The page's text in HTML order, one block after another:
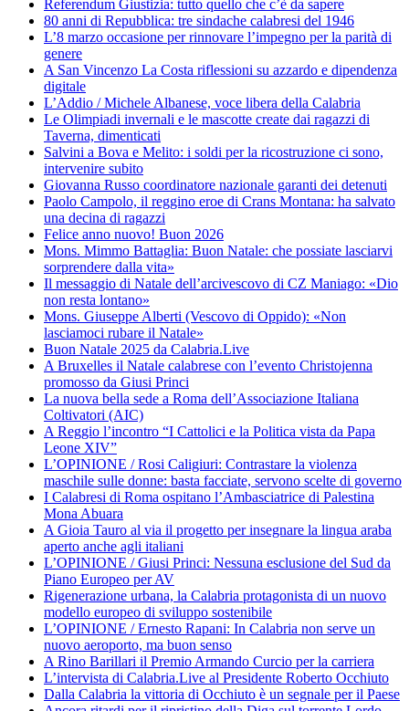
Referendum Giustizia: tutto quello che c’è da sapere
80 anni di Repubblica: tre sindache calabresi del 1946
L’8 marzo occasione per rinnovare l’impegno per la parità di
genere
A San Vincenzo La Costa riflessioni su azzardo e dipendenza
digitale
L’Addio / Michele Albanese, voce libera della Calabria
Le Olimpiadi invernali e le mascotte create dai ragazzi di
Taverna, dimenticati
Salvini a Bova e Melito: i soldi per la ricostruzione ci sono,
intervenire subito
Giovanna Russo coordinatore nazionale garanti dei detenuti
Paolo Campolo, il reggino eroe di Crans Montana: ha salvato
una decina di ragazzi
Felice anno nuovo! Buon 2026
Mons. Mimmo Battaglia: Buon Natale: che possiate lasciarvi
sorprendere dalla vita»
Il messaggio di Natale dell’arcivescovo di CZ Maniago: «Dio
non resta lontano»
Mons. Giuseppe Alberti (Vescovo di Oppido): «Non
lasciamoci rubare il Natale»
Buon Natale 2025 da Calabria.Live
A Bruxelles il Natale calabrese con l’evento Christojenna
promosso da Giusi Princi
La nuova bella sede a Roma dell’Associazione Italiana
Coltivatori (AIC)
A Reggio l’incontro “I Cattolici e la Politica vista da Papa
Leone XIV”
L’OPINIONE / Rosi Caligiuri: Contrastare la violenza
maschile sulle donne: basta facciate, servono scelte di governo
I Calabresi di Roma ospitano l’Ambasciatrice di Palestina
Mona Abuara
A Gioia Tauro al via il progetto per insegnare la lingua araba
aperto anche agli italiani
L’OPINIONE / Giusi Princi: Nessuna esclusione del Sud da
Piano Europeo per AV
Rigenerazione urbana, la Calabria protagonista di un nuovo
modello europeo di sviluppo sostenibile
L’OPINIONE / Ernesto Rapani: In Calabria non serve un
nuovo aeroporto, ma buon senso
A Rino Barillari il Premio Armando Curcio per la carriera
L’intervista di Calabria.Live al Presidente Roberto Occhiuto
Dalla Calabria la vittoria di Occhiuto è un segnale per il Paese